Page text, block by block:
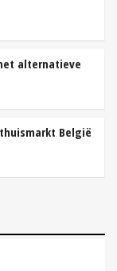
alternatieve
België